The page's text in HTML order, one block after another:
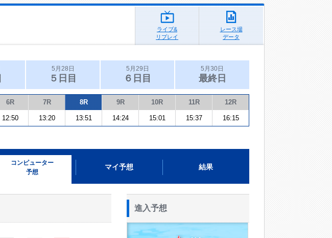
ライブ&
リプレイ
レース場
データ
5月28日
５日目
5月29日
６日目
5月30日
最終日
6R 7R 8R 9R 10R 11R 12R
12:50 13:20 13:51 14:24 15:01 15:37 16:15
コンピューター
予想
マイ予想 結果
進入予想